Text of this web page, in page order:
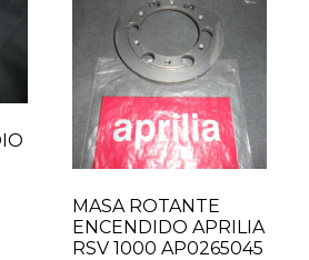
MASA ROTANTE
ENCENDIDO APRILIA
RSV 1000 AP0265045